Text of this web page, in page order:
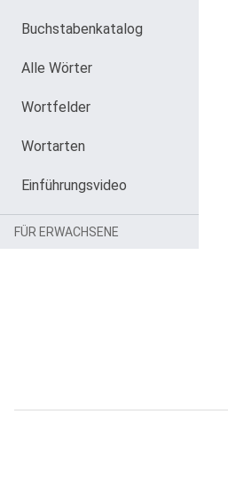
Buchstabenkatalog
Alle Wörter
Wortfelder
Wortarten
Einführungsvideo
FÜR ERWACHSENE